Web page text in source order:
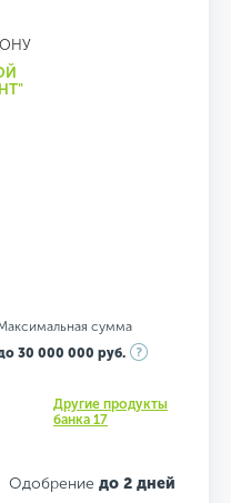
сумма
30 000 000 руб.
Другие продукты
банка 17
Одобрение до 2 дней